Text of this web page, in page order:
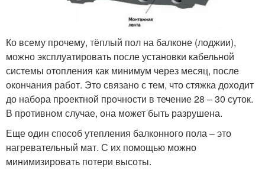
Ко всему прочему, тёплый пол на балконе (лоджии),
можно эксплуатировать после установки кабельной
системы отопления как минимум через месяц, после
окончания работ. Это связано с тем, что стяжка доходит
до набора проектной прочности в течение 28 – 30 суток.
В противном случае, она может быть разрушена.
Еще один способ утепления балконного пола – это
нагревательный мат. С их помощью можно
минимизировать потери высоты.